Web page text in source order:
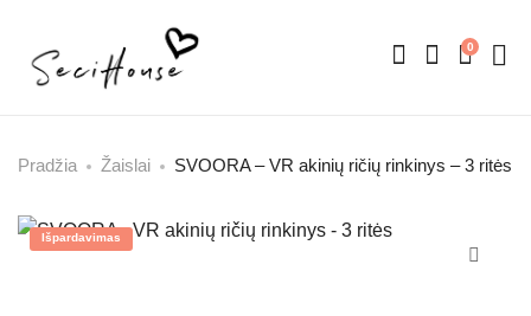
0
Pradžia Žaislai SVOORA – VR akinių ričių rinkinys – 3 ritės
Išpardavimas